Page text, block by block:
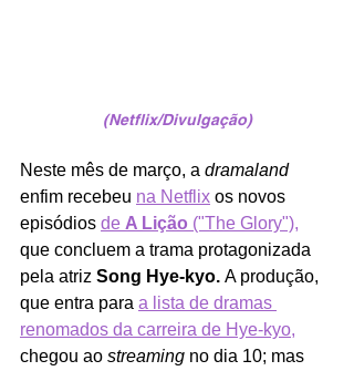
(Netflix/Divulgação)
Neste mês de março, a dramaland
enfim recebeu na Netflix os novos
episódios de A Lição ("The Glory"),
que concluem a trama protagonizada
pela atriz Song Hye-kyo. A produção,
que entra para a lista de dramas
renomados da carreira de Hye-kyo,
chegou ao streaming no dia 10; mas